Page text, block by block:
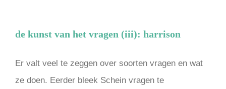
de kunst van het vragen (iii): harrison
Er valt veel te zeggen over soorten vragen en wat
ze doen. Eerder bleek Schein vragen te